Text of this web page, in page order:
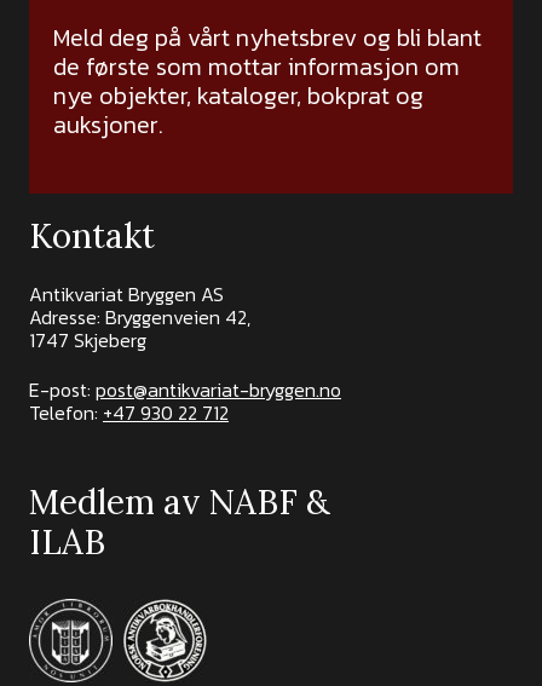
Meld deg på vårt nyhetsbrev og bli blant
de første som mottar informasjon om
nye objekter, kataloger, bokprat og
auksjoner.
Kontakt
Antikvariat Bryggen AS
Adresse: Bryggenveien 42,
1747 Skjeberg
E-post: post@antikvariat-bryggen.no
Telefon: +47 930 22 712
Medlem av NABF &
ILAB